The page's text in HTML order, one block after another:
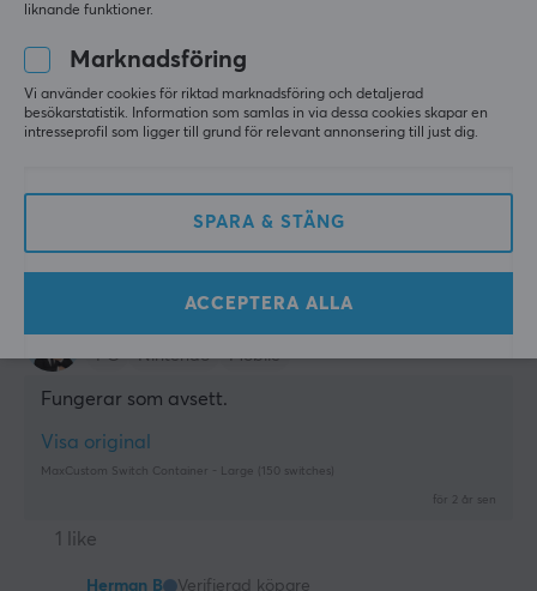
Level 14
Förvaring med stil
Jag älskar dessa. Ser cool ut och är ofta på rea.
1 like
Verifierad köpare
PC
Nintendo Mobile
Fungerar som avsett.
Visa original
MaxCustom Switch Container - Large (150 switches)
för 2 år sen
1 like
Herman B
Verifierad köpare
liknande funktioner.
Marknadsföring
Vi använder cookies för riktad marknadsföring och detaljerad
besökarstatistik. Information som samlas in via dessa cookies skapar en
intresseprofil som ligger till grund för relevant annonsering till just dig.
SPARA & STÄNG
ACCEPTERA ALLA